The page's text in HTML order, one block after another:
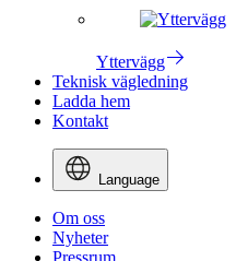
Yttervägg
Teknisk vägledning
Ladda hem
Kontakt
Language
Om oss
Nyheter
Pressrum